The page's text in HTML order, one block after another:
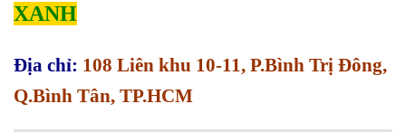
XANH
Địa chỉ: 108 Liên khu 10-11, P.Bình Trị Đông,
Q.Bình Tân, TP.HCM